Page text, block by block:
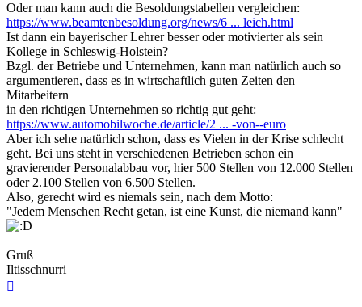
Oder man kann auch die Besoldungstabellen vergleichen:
https://www.beamtenbesoldung.org/news/6 ... leich.html
Ist dann ein bayerischer Lehrer besser oder motivierter als sein
Kollege in Schleswig-Holstein?
Bzgl. der Betriebe und Unternehmen, kann man natürlich auch so
argumentieren, dass es in wirtschaftlich guten Zeiten den
Mitarbeitern
in den richtigen Unternehmen so richtig gut geht:
https://www.automobilwoche.de/article/2 ... -von--euro
Aber ich sehe natürlich schon, dass es Vielen in der Krise schlecht
geht. Bei uns steht in verschiedenen Betrieben schon ein
gravierender Personalabbau vor, hier 500 Stellen von 12.000 Stellen
oder 2.100 Stellen von 6.500 Stellen.
Also, gerecht wird es niemals sein, nach dem Motto:
"Jedem Menschen Recht getan, ist eine Kunst, die niemand kann"
Gruß
Iltisschnurri